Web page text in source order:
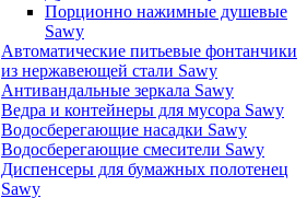
Порционно нажимные душевые
Sawy
Автоматические питьевые фонтанчики
из нержавеющей стали Sawy
Антивандальные зеркала Sawy
Ведра и контейнеры для мусора Sawy
Водосберегающие насадки Sawy
Водосберегающие смесители Sawy
Диспенсеры для бумажных полотенец
Sawy